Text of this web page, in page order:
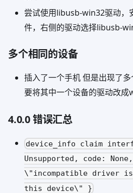
尝试使用libusb-win32驱动，
件，右侧的驱动选择libusb-
多个相同的设备
插入了一个手机 但是出现了
要将其中一个设备的驱动改
4.0.0 错误汇总
device_info claim
Unsupported, code: None,
\"incompatible driver
this device\" }